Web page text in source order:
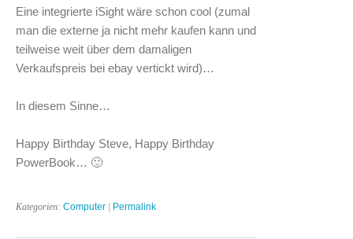
Eine integrierte iSight wäre schon cool (zumal
man die externe ja nicht mehr kaufen kann und
teilweise weit über dem damaligen
Verkaufspreis bei ebay vertickt wird)…
In diesem Sinne…
Happy Birthday Steve, Happy Birthday
PowerBook… 🙂
Kategorien: Computer | Permalink